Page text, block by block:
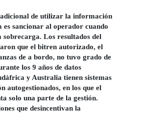
de utilizar la información
es sancionar al operador cuando
sobrecarga. Los resultados del
que el bitren autorizado, el
de a bordo, no tuvo grado de
los 9 años de datos
y Australia tienen sistemas
autogestionados, en los que el
solo una parte de la gestión.
que desincentivan la